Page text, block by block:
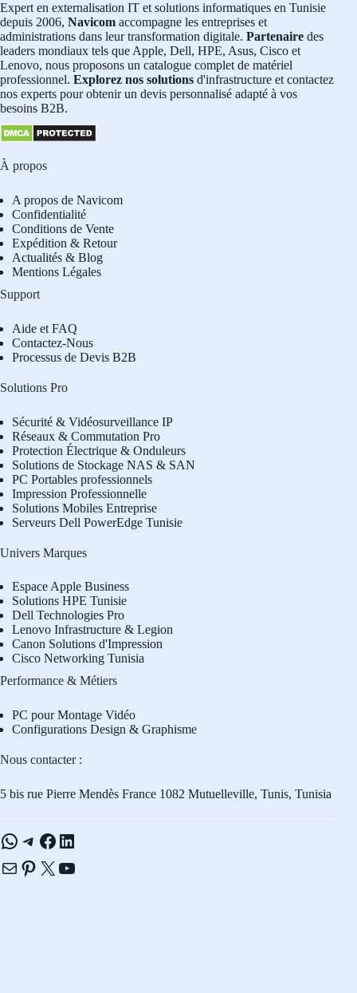
Expert en externalisation IT et solutions informatiques en Tunisie
depuis 2006, Navicom accompagne les entreprises et
administrations dans leur transformation digitale. Partenaire des
leaders mondiaux tels que Apple, Dell, HPE, Asus, Cisco et
Lenovo, nous proposons un catalogue complet de matériel
professionnel. Explorez nos solutions d'infrastructure et contactez
nos experts pour obtenir un devis personnalisé adapté à vos
besoins B2B.
À propos
A propos de Navicom
Confidentialité
Conditions de Vente
Expédition & Retour
Actualités & Blog
Mentions Légales
Support
Aide et FAQ
Contactez-Nous
Processus de Devis B2B
Solutions Pro
Sécurité & Vidéosurveillance IP
Réseaux & Commutation Pro
Protection Électrique & Onduleurs
Solutions de Stockage NAS & SAN
PC Portables professionnels
Impression Professionnelle
Solutions Mobiles Entreprise
Serveurs Dell PowerEdge Tunisie
Univers Marques
Espace Apple Business
Solutions HPE Tunisie
Dell Technologies Pro
Lenovo Infrastructure & Legion
Canon Solutions d'Impression
Cisco Networking Tunisia
Performance & Métiers
PC pour Montage Vidéo
Configurations Design & Graphisme
Nous contacter :
5 bis rue Pierre Mendès France 1082 Mutuelleville, Tunis, Tunisia
WhatsApp
Telegram
Facebook
LinkedIn
E-mailPinterest
X YouTube